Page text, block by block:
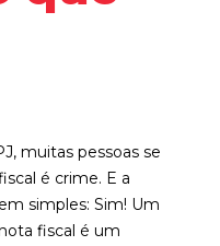
muitas pessoas se
é crime. E a
simples: Sim! Um
fiscal é um